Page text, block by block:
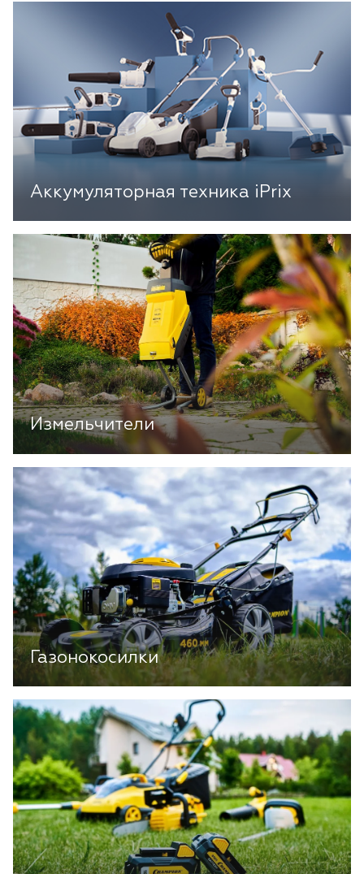
Аккумуляторная техника iPrix
Измельчители
Газонокосилки